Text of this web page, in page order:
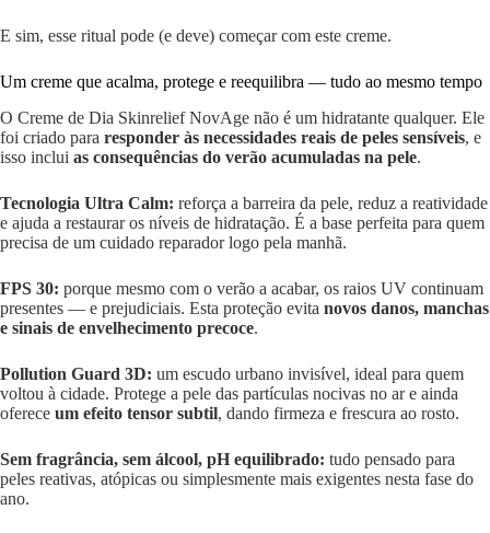
E sim, esse ritual pode (e deve) começar com este creme.
Um creme que acalma, protege e reequilibra — tudo ao mesmo tempo
O Creme de Dia Skinrelief NovAge não é um hidratante qualquer. Ele
foi criado para responder às necessidades reais de peles sensíveis, e
isso inclui as consequências do verão acumuladas na pele.
Tecnologia Ultra Calm: reforça a barreira da pele, reduz a reatividade
e ajuda a restaurar os níveis de hidratação. É a base perfeita para quem
precisa de um cuidado reparador logo pela manhã.
FPS 30: porque mesmo com o verão a acabar, os raios UV continuam
presentes — e prejudiciais. Esta proteção evita novos danos, manchas
e sinais de envelhecimento precoce.
Pollution Guard 3D: um escudo urbano invisível, ideal para quem
voltou à cidade. Protege a pele das partículas nocivas no ar e ainda
oferece um efeito tensor subtil, dando firmeza e frescura ao rosto.
Sem fragrância, sem álcool, pH equilibrado: tudo pensado para
peles reativas, atópicas ou simplesmente mais exigentes nesta fase do
ano.